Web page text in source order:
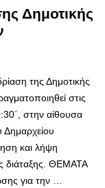
Δημοτικής
της Δημοτικής
στις
στην αίθουσα
και λήψη
διάταξης. ΘΕΜΑΤΑ
για την …